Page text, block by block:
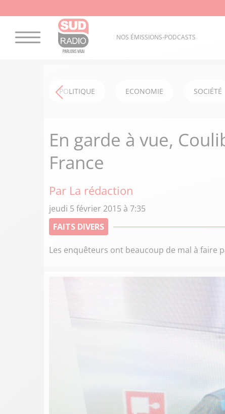
NOS ÉMISSIONS-PODCASTS
POLITIQUE ECONOMIE SOCIÉTÉ
En garde à vue,
France
Par La rédaction
jeudi 5 février 2015 à 7:35
FAITS DIVERS
Les enquêteurs ont beaucoup de mal à faire